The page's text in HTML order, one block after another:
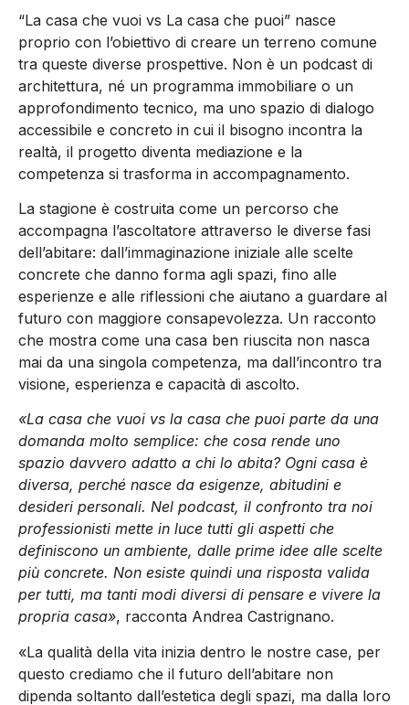
“La casa che vuoi vs La casa che puoi” nasce
proprio con l’obiettivo di creare un terreno comune
tra queste diverse prospettive. Non è un podcast di
architettura, né un programma immobiliare o un
approfondimento tecnico, ma uno spazio di dialogo
accessibile e concreto in cui il bisogno incontra la
realtà, il progetto diventa mediazione e la
competenza si trasforma in accompagnamento.
La stagione è costruita come un percorso che
accompagna l’ascoltatore attraverso le diverse fasi
dell’abitare: dall’immaginazione iniziale alle scelte
concrete che danno forma agli spazi, fino alle
esperienze e alle riflessioni che aiutano a guardare al
futuro con maggiore consapevolezza. Un racconto
che mostra come una casa ben riuscita non nasca
mai da una singola competenza, ma dall’incontro tra
visione, esperienza e capacità di ascolto.
«La casa che vuoi vs la casa che puoi parte da una
domanda molto semplice: che cosa rende uno
spazio davvero adatto a chi lo abita? Ogni casa è
diversa, perché nasce da esigenze, abitudini e
desideri personali. Nel podcast, il confronto tra noi
professionisti mette in luce tutti gli aspetti che
definiscono un ambiente, dalle prime idee alle scelte
più concrete. Non esiste quindi una risposta valida
per tutti, ma tanti modi diversi di pensare e vivere la
propria casa», racconta Andrea Castrignano.
«La qualità della vita inizia dentro le nostre case, per
questo crediamo che il futuro dell’abitare non
dipenda soltanto dall’estetica degli spazi, ma dalla loro